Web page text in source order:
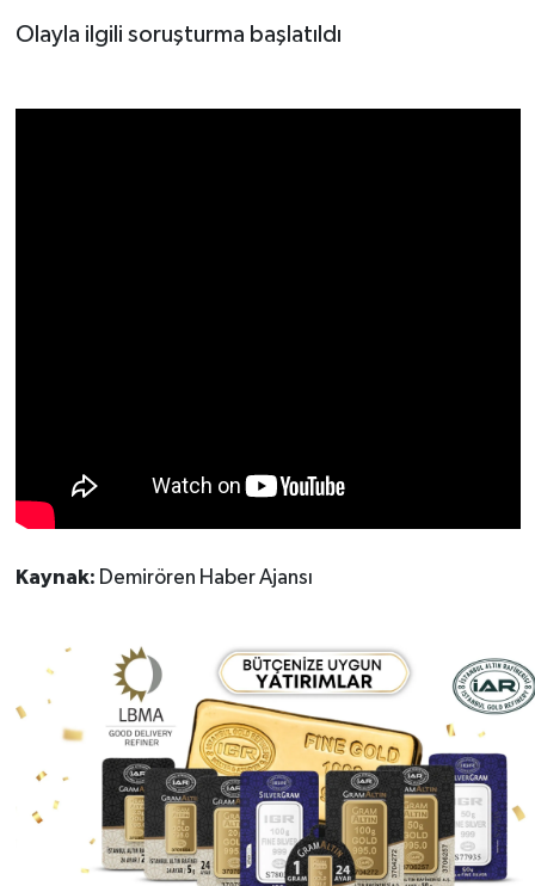
Olayla ilgili soruşturma başlatıldı
Kaynak: Demirören Haber Ajansı